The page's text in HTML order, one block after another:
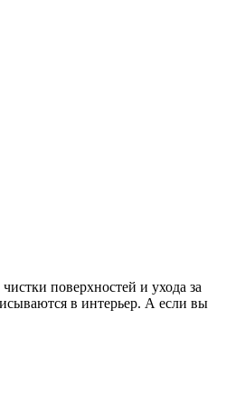
поверхностей и ухода за
в интерьер. А если вы